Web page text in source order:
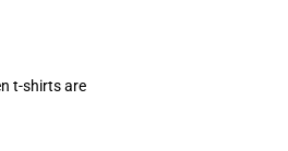
t-shirts are